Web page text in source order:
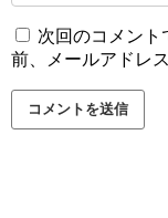
次回のコメント
前、メールアドレ